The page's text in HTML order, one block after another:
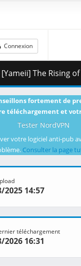
Connexion
Hero - S04E07 [English Dub] [CR WEB-DL 720p]
fortement de
téléchargement et
Tester NordVPN
votre logiciel anti-pub
Consulter la page
2025 14:57
téléchargement
2026 16:31